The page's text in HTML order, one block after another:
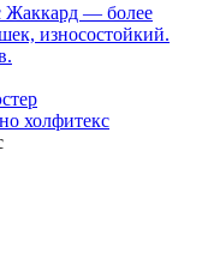
Жаккард — более
износостойкий.
холфитекс